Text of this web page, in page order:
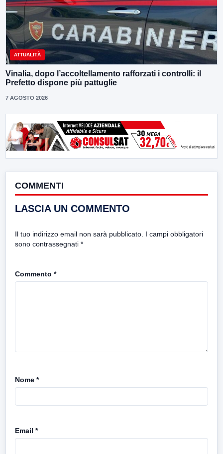
ATTUALITÀ
Vinalia, dopo l’accoltellamento rafforzati i controlli: il
Prefetto dispone più pattuglie
7 AGOSTO 2026
COMMENTI
LASCIA UN COMMENTO
Il tuo indirizzo email non sarà pubblicato. I campi obbligatori
sono contrassegnati *
Commento *
Nome *
Email *